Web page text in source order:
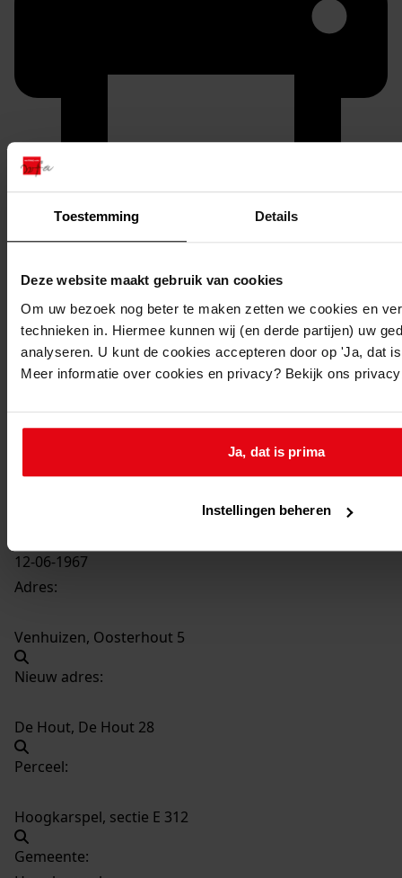
Toestemming Details
Deze website maakt gebruik van cookies
Om uw bezoek nog beter te maken zetten we cookies en
technieken in. Hiermee kunnen wij (en derde partijen) uw
analyseren. U kunt de cookies accepteren door op 'Ja, dat
Meer informatie over cookies en privacy? Bekijk ons
Ja, dat is prima
Instellingen beheren
duurzaam webadres
Inventaris
De Hout
289Vernieuwen van een brugdek, 1967
Datering
Vernieuwen van een brugdek
12-06-1967
Adres:
Venhuizen, Oosterhout 5
Nieuw adres:
De Hout, De Hout 28
Perceel:
Hoogkarspel, sectie E 312
Gemeente: